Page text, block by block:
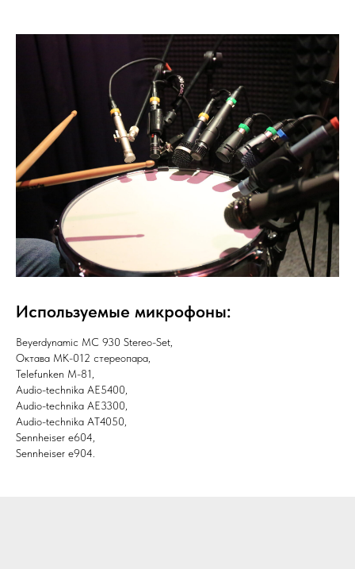
Используемые микрофоны:
Вeyerdynamic MC 930 Stereo-Set,
Октава МК-012 стереопара,
Telefunken M-81,
Audio-technika AE5400,
Audio-technika AE3300,
Audio-technika AT4050,
Sennheiser e604,
Sennheiser e904.